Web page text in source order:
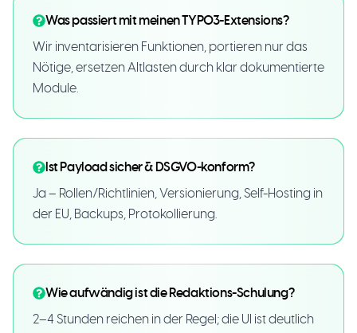
Was passiert mit meinen TYPO3-Extensions?
Wir inventarisieren Funktionen, portieren nur das
Nötige, ersetzen Altlasten durch klar dokumentierte
Module.
Ist Payload sicher & DSGVO-konform?
Ja – Rollen/Richtlinien, Versionierung, Self-Hosting in
der EU, Backups, Protokollierung.
Wie aufwändig ist die Redaktions-Schulung?
2–4 Stunden reichen in der Regel; die UI ist deutlich